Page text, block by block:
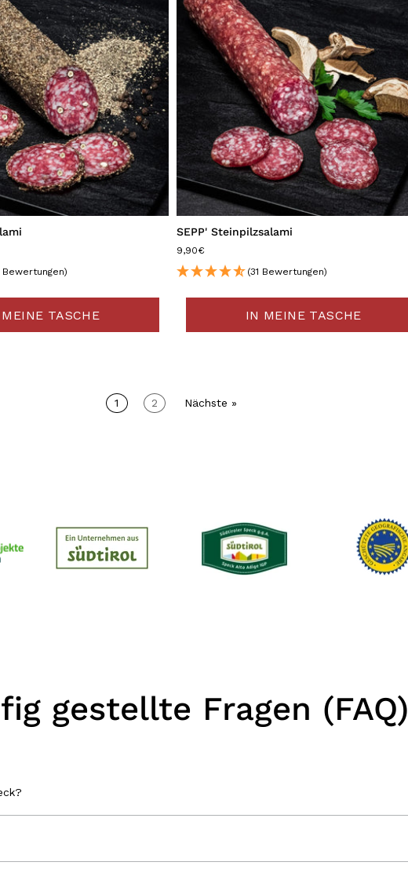
Bewertungen)
TASCHE
SEPP' Steinpilzsalami
9,90€
(31 Bewertungen)
IN MEINE TASCHE
1 2 Nächste »
gestellte Fragen (FAQ)